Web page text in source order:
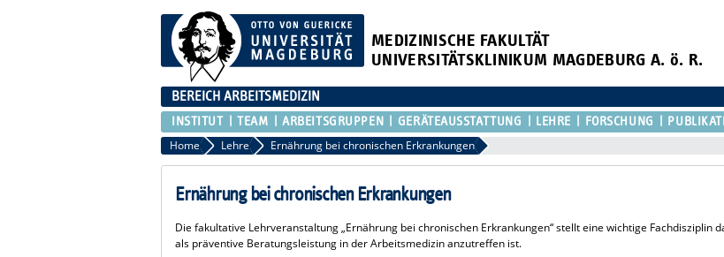
MEDIZINISCHE FAKULTÄT
UNIVERSITÄTSKLINIKUM MAGDEBURG A. ö. R.
BEREICH ARBEITSMEDIZIN
INSTITUT TEAM ARBEITSGRUPPEN GERÄTEAUSSTATTUNG LEHRE FORSCHUNG
Home Lehre Ernährung bei chronischen Erkrankungen
Ernährung bei chronischen Erkrankungen
Die fakultative Lehrveranstaltung „Ernährung bei chronischen Erkrankungen“ stellt eine wichtige Fachdisziplin
als präventive Beratungsleistung in der Arbeitsmedizin anzutreffen ist.